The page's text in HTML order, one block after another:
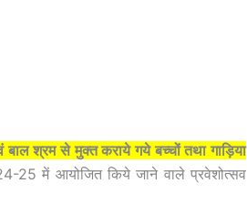
बाल श्रम से मुक्त कराये गये बच्चों तथा गाड़िया
25 में आयोजित किये जाने वाले प्रवेशोत्सव